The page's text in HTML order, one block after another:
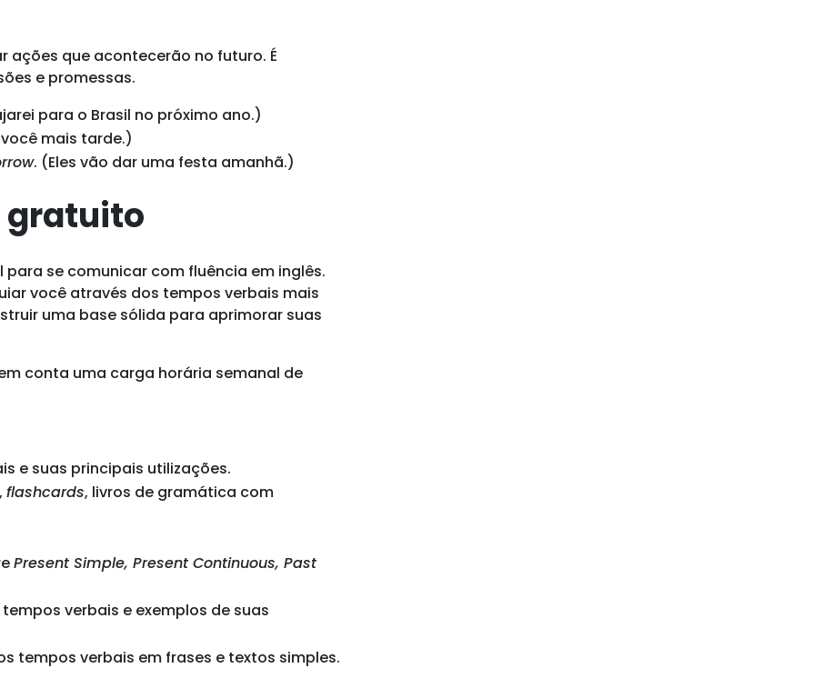
ações que acontecerão no futuro. É
e promessas.
para o Brasil no próximo ano.)
mais tarde.)
. (Eles vão dar uma festa amanhã.)
gratuito
se comunicar com fluência em inglês.
você através dos tempos verbais mais
uma base sólida para aprimorar suas
conta uma carga horária semanal de
e suas principais utilizações.
flashcards, livros de gramática com
Present Simple, Present Continuous, Past
verbais e exemplos de suas
tempos verbais em frases e textos simples.